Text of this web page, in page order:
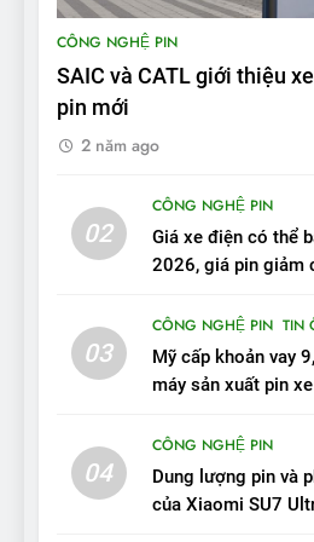
9
BYD Seal
tầm hoạt
10
Sau 3
VinFast
11
Người
tốt, lái hay
đồng
ĐÁNH GIÁ XE
CÔNG NGHỆ PIN
SAIC và CATL giới thiệu
pin mới
2 năm ago
02
CÔNG NGHỆ PIN
Giá xe điện có thể
2026, giá pin giảm
03
CÔNG NGHỆ PIN TIN
Mỹ cấp khoản vay
máy sản xuất pin
04
CÔNG NGHỆ PIN
Dung lượng pin và
của Xiaomi SU7